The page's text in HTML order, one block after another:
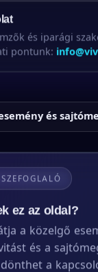
és iparági
pontunk:
és
ez az oldal?
a közelgő
és a
a